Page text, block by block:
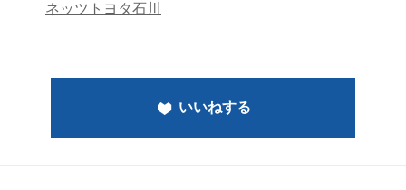
ネッツトヨタ石川
いいねする